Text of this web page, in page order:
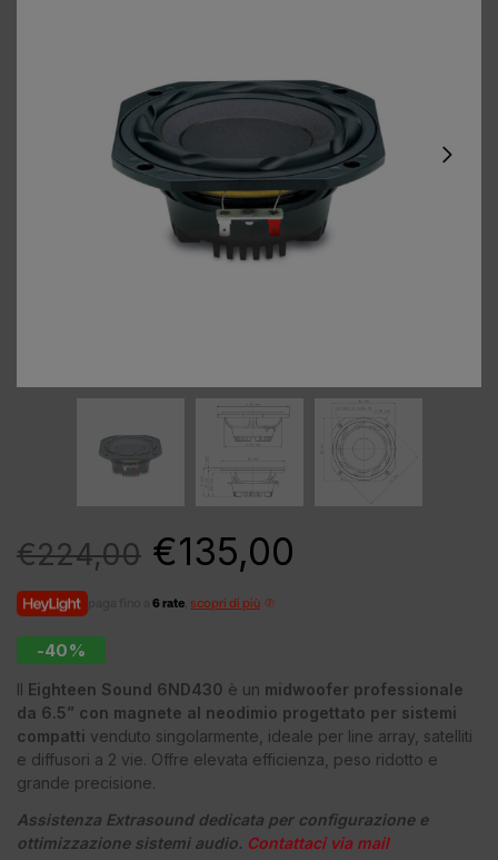
€224,00 €135,00
6 rate scopri di più
-40%
Il Eighteen Sound 6ND430 è un midwoofer professionale
da 6.5” con magnete al neodimio progettato per sistemi
compatti venduto singolarmente, ideale per line array, satelliti
e diffusori a 2 vie. Offre elevata efficienza, peso ridotto e
grande precisione.
Assistenza Extrasound dedicata per configurazione e
ottimizzazione sistemi audio. Contattaci via mail